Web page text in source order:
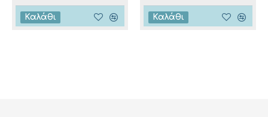
Καλάθι Καλάθι